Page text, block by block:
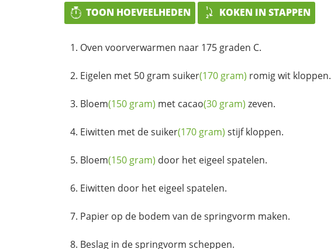
TOON HOEVEELHEDEN KOKEN IN STAPPEN
Oven voorverwarmen naar 175 graden C.
Eigelen met 50 gram suiker(170 gram) romig wit kloppen.
Bloem(150 gram) met cacao(30 gram) zeven.
Eiwitten met desuiker(170 gram) stijf kloppen.
Bloem(150 gram) door het eigeel spatelen.
Eiwitten door het eigeel spatelen.
Papier op de bodem van de springvorm maken.
Beslag in de springvorm scheppen.